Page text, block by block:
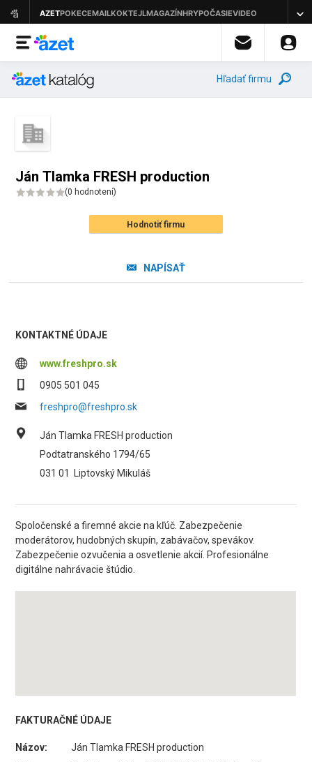
Hľadať firmu
Ján Tlamka FRESH production
(0 hodnotení)
Hodnotiť firmu
NAPÍSAŤ
KONTAKTNÉ ÚDAJE
www.freshpro.sk
0905 501 045
freshpro@freshpro.sk
Ján Tlamka FRESH production
Podtatranského 1794/65
031 01
Liptovský Mikuláš
Spoločenské a firemné akcie na kľúč. Zabezpečenie
moderátorov, hudobných skupín, zabávačov, spevákov.
Zabezpečenie ozvučenia a osvetlenie akcií. Profesionálne
digitálne nahrávacie štúdio.
FAKTURAČNÉ ÚDAJE
Názov:
Ján Tlamka FRESH production